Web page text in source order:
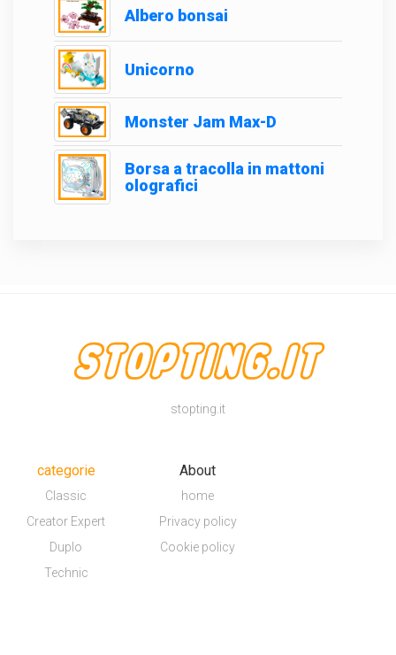
Albero bonsai
Unicorno
Monster Jam Max-D
Borsa a tracolla in mattoni
olografici
stopting.it
categorie
Classic
Creator Expert
Duplo
Technic
About
home
Privacy policy
Cookie policy